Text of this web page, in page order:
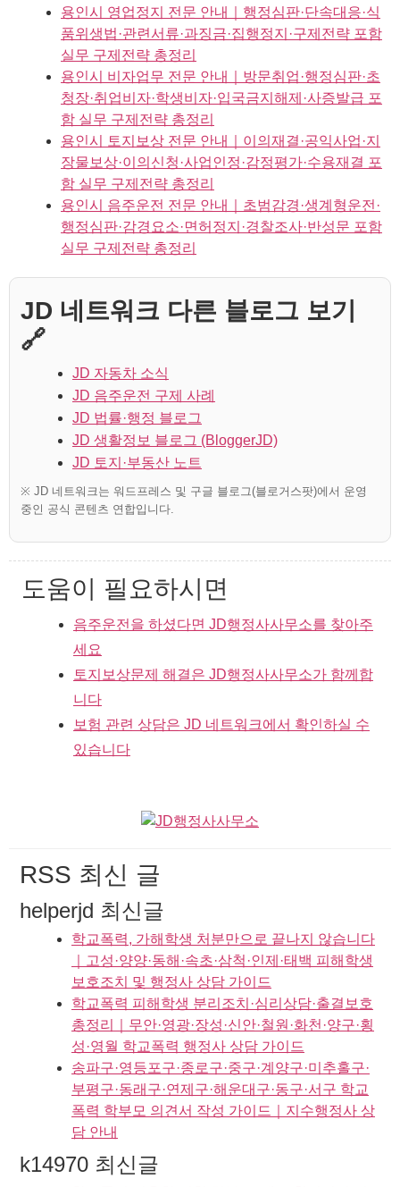
용인시 영업정지 전문 안내｜행정심판·단속대응·식
품위생법·관련서류·과징금·집행정지·구제전략 포함
실무 구제전략 총정리
용인시 비자업무 전문 안내｜방문취업·행정심판·초
청장·취업비자·학생비자·입국금지해제·사증발급 포
함 실무 구제전략 총정리
용인시 토지보상 전문 안내｜이의재결·공익사업·지
장물보상·이의신청·사업인정·감정평가·수용재결 포
함 실무 구제전략 총정리
용인시 음주운전 전문 안내｜초범감경·생계형운전·
행정심판·감경요소·면허정지·경찰조사·반성문 포함
실무 구제전략 총정리
JD 네트워크 다른 블로그 보기
🔗
JD 자동차 소식
JD 음주운전 구제 사례
JD 법률·행정 블로그
JD 생활정보 블로그 (BloggerJD)
JD 토지·부동산 노트
※ JD 네트워크는 워드프레스 및 구글 블로그(블로거스팟)에서 운영
중인 공식 콘텐츠 연합입니다.
도움이 필요하시면
음주운전을 하셨다면 JD행정사사무소를 찾아주
세요
토지보상문제 해결은 JD행정사사무소가 함께합
니다
보험 관련 상담은 JD 네트워크에서 확인하실 수
있습니다
RSS 최신 글
helperjd 최신글
학교폭력, 가해학생 처분만으로 끝나지 않습니다
｜고성·양양·동해·속초·삼척·인제·태백 피해학생
보호조치 및 행정사 상담 가이드
학교폭력 피해학생 분리조치·심리상담·출결보호
총정리｜무안·영광·장성·신안·철원·화천·양구·횡
성·영월 학교폭력 행정사 상담 가이드
송파구·영등포구·종로구·중구·계양구·미추홀구·
부평구·동래구·연제구·해운대구·동구·서구 학교
폭력 학부모 의견서 작성 가이드｜지수행정사 상
담 안내
k14970 최신글